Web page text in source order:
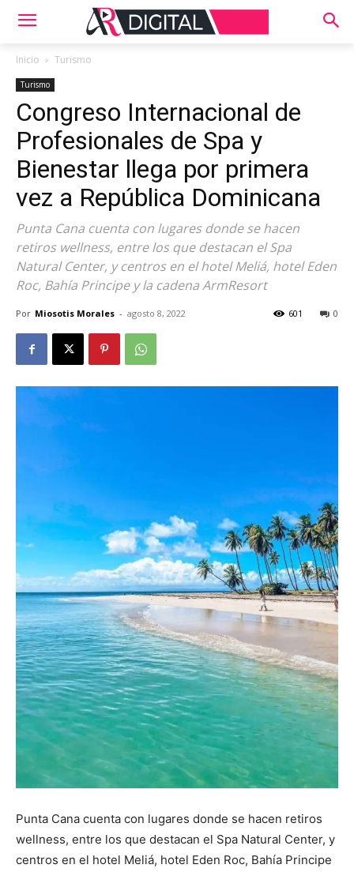
Inicio Turismo
Turismo
Congreso Internacional de
Profesionales de Spa y
Bienestar llega por primera
vez a República Dominicana
Punta Cana cuenta con lugares donde se hacen
retiros wellness, entre los que destacan el Spa
Natural Center, y centros en el hotel Meliá, hotel Eden
Roc, Bahía Principe y la cadena ArmResort
Por Miosotis Morales - agosto 8, 2022 0
601
Punta Cana cuenta con lugares donde se hacen retiros
wellness, entre los que destacan el Spa Natural Center, y
centros en el hotel Meliá, hotel Eden Roc, Bahía Principe